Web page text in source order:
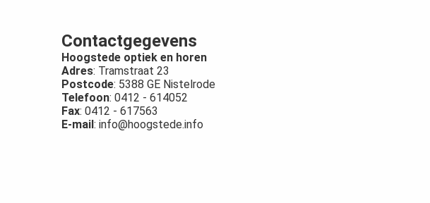
Contactgegevens
Hoogstede optiek en horen
Adres: Tramstraat 23
Postcode: 5388 GE Nistelrode
Telefoon: 0412 - 614052
Fax: 0412 - 617563
E-mail: info@hoogstede.info